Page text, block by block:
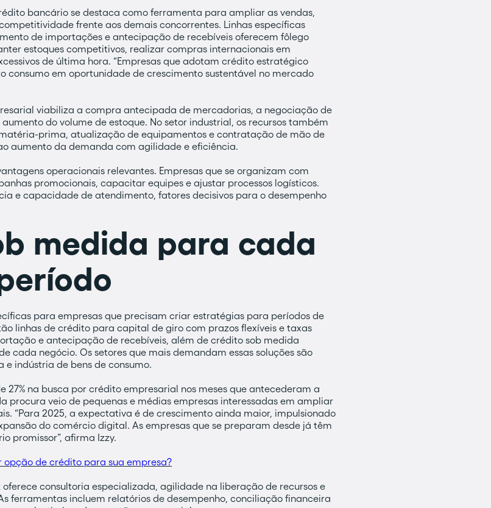
bancário se destaca como ferramenta para ampliar as vendas,
frente aos demais concorrentes. Linhas específicas
de importações e antecipação de recebíveis oferecem fôlego
estoques competitivos, realizar compras internacionais em
de última hora. “Empresas que adotam crédito estratégico
consumo em oportunidade de crescimento sustentável no mercado
viabiliza a compra antecipada de mercadorias, a negociação de
do volume de estoque. No setor industrial, os recursos também
prima, atualização de equipamentos e contratação de mão de
aumento da demanda com agilidade e eficiência.
operacionais relevantes. Empresas que se organizam com
promocionais, capacitar equipes e ajustar processos logísticos.
e capacidade de atendimento, fatores decisivos para o desempenho
medida para cada
para empresas que precisam criar estratégias para períodos de
linhas de crédito para capital de giro com prazos flexíveis e taxas
e antecipação de recebíveis, além de crédito sob medida
cada negócio. Os setores que mais demandam essas soluções são
indústria de bens de consumo.
27% na busca por crédito empresarial nos meses que antecederam a
procura veio de pequenas e médias empresas interessadas em ampliar
“Para 2025, a expectativa é de crescimento ainda maior, impulsionado
do comércio digital. As empresas que se preparam desde já têm
promissor”, afirma Izzy.
opção de crédito para sua empresa?
consultoria especializada, agilidade na liberação de recursos e
ferramentas incluem relatórios de desempenho, conciliação financeira